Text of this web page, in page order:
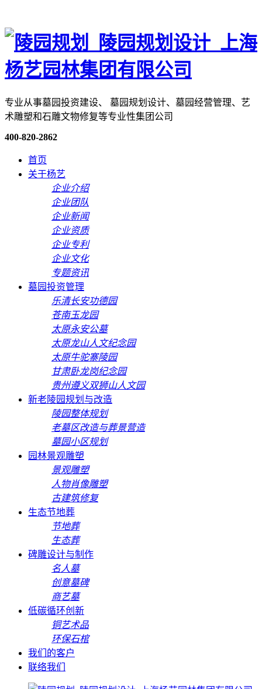
专业从事墓园投资建设、 墓园规划设计、墓园经营管理、艺
术雕塑和石雕文物修复等专业性集团公司
400-820-2862
首页
关于杨艺
企业介绍
企业团队
企业新闻
企业资质
企业专利
企业文化
专题资讯
墓园投资管理
乐清长安功德园
苍南玉龙园
太原永安公墓
太原龙山人文纪念园
太原牛驼寨陵园
甘肃卧龙岗纪念园
贵州遵义双狮山人文园
新老陵园规划与改造
陵园整体规划
老墓区改造与葬景营造
墓园小区规划
园林景观雕塑
景观雕塑
人物肖像雕塑
古建筑修复
生态节地葬
节地葬
生态葬
碑雕设计与制作
名人墓
创意墓碑
商艺墓
低碳循环创新
铜艺术品
环保石棺
我们的客户
联络我们